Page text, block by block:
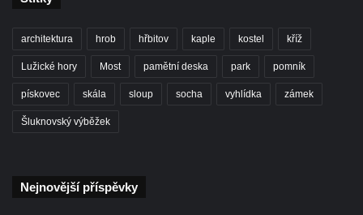
Centrální kříž hřbitova ve Velkých
architektura hrob hřbitov kaple kostel kříž
Lužické hory Most pamětní deska park pomník
pískovec skála sloup socha vyhlídka zámek
Šluknovský výběžek
Nejnovější příspěvky